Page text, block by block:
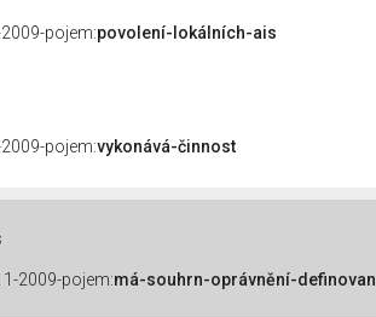
pojem:povolení-lokálních-ais
pojem:vykonává-činnost
2009-pojem:má-souhrn-oprávnění-